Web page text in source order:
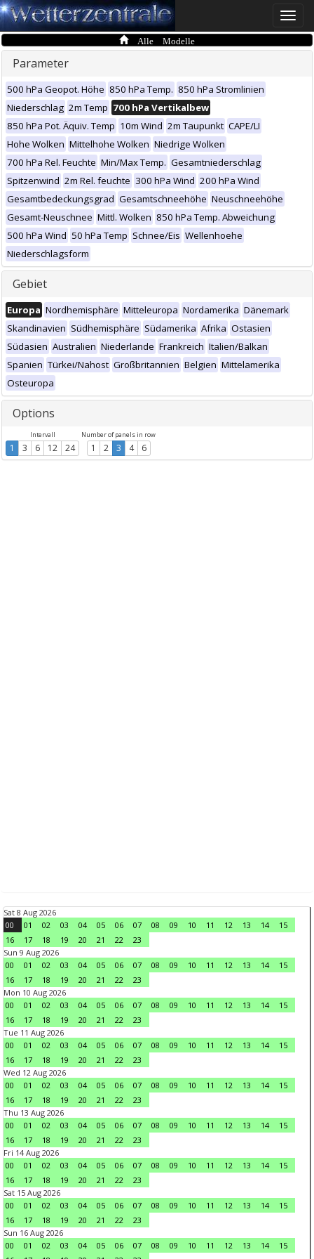
Toggle
Alle Modelle
Parameter
500 hPa Geopot. Höhe 850 hPa Temp. 850 hPa Stromlinien
Niederschlag 2m Temp 700 hPa Vertikalbew
850 hPa Pot. Äquiv. Temp 10m Wind 2m Taupunkt CAPE/LI
Hohe Wolken Mittelhohe Wolken Niedrige Wolken
700 hPa Rel. Feuchte Min/Max Temp. Gesamtniederschlag
Spitzenwind 2m Rel. feuchte 300 hPa Wind 200 hPa Wind
Gesamtbedeckungsgrad Gesamtschneehöhe Neuschneehöhe
Gesamt-Neuschnee Mittl. Wolken 850 hPa Temp. Abweichung
500 hPa Wind 50 hPa Temp Schnee/Eis Wellenhoehe
Niederschlagsform
Gebiet
Europa Nordhemisphäre Mitteleuropa Nordamerika Dänemark
Skandinavien Südhemisphäre Südamerika Afrika Ostasien
Südasien Australien Niederlande Frankreich Italien/Balkan
Spanien Türkei/Nahost Großbritannien Belgien Mittelamerika
Osteuropa
Options
Intervall
1 3 6 12 24
Number of panels in row
1 2 3 4 6
Sat 8 Aug 2026
00
01 02 03 04 05 06 07 08 09 10 11 12 13 14
15
16
17 18 19 20 21 22
23
Sun 9 Aug 2026
00
01 02 03 04 05 06 07 08 09 10 11 12 13 14
15
16
17 18 19 20 21 22
23
Mon 10 Aug 2026
00
01 02 03 04 05 06 07 08 09 10 11 12 13 14
15
16
17 18 19 20 21 22
23
Tue 11 Aug 2026
00
01 02 03 04 05 06 07 08 09 10 11 12 13 14
15
16
17 18 19 20 21 22
23
Wed 12 Aug 2026
00
01 02 03 04 05 06 07 08 09 10 11 12 13 14
15
16
17 18 19 20 21 22
23
Thu 13 Aug 2026
00
01 02 03 04 05 06 07 08 09 10 11 12 13 14
15
16
17 18 19 20 21 22
23
Fri 14 Aug 2026
00
01 02 03 04 05 06 07 08 09 10 11 12 13 14
15
16
17 18 19 20 21 22
23
Sat 15 Aug 2026
00
01 02 03 04 05 06 07 08 09 10 11 12 13 14
15
16
17 18 19 20 21 22
23
Sun 16 Aug 2026
00
01 02 03 04 05 06 07 08 09 10 11 12 13 14
15